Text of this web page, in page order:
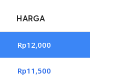
HARGA
Rp12,000
Rp11,500